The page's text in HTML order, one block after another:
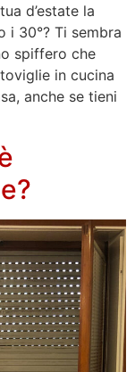
d’estate la
i 30°? Ti sembra
spiffero che
in cucina
anche se tieni